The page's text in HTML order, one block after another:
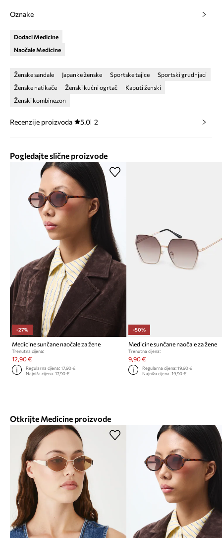
Oznake
Dodaci Medicine
Naočale Medicine
Ženske sandale Japanke ženske Sportske tajice
Sportski grudnjaci
Ženske natikače
Ženski kućni ogrtač
Kaputi ženski
Ženski kombinezon
Recenzije proizvoda 5.0 2
Pogledajte slične proizvode
-27%
Medicine sunčane naočale za žene
Trenutna cijena:
12,90 €
Regularna cijena:17,90 €
Najniža cijena:17,90 €
-50%
Medicine sunčane naočale za žene
Trenutna cijena:
9,90 €
Regularna cijena: 19,90 €
Najniža cijena: 19,90 €
Otkrijte Medicine proizvode